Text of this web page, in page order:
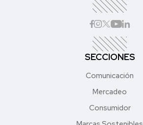
SECCIONES
Comunicación
Mercadeo
Consumidor